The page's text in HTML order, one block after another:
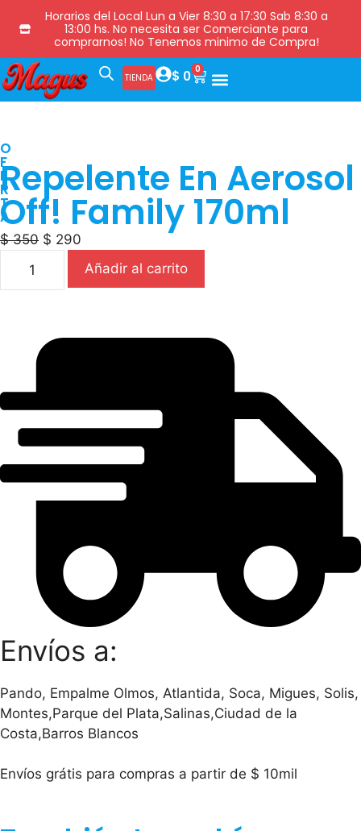
Horarios del Local Lun a Vier 8:30 a 17:30 Sab 8:30 a
13:00 hs. No necesita ser Comerciante para
comprarnos! No Tenemos minimo de Compra!
TIENDA $ 0 0
O
F
E
R
T
A
Repelente En Aerosol
Off! Family 170ml
$350 $ 290
Añadir al carrito
Envíos a:
Pando, Empalme Olmos, Atlantida, Soca, Migues, Solis,
Montes,Parque del Plata,Salinas,Ciudad de la
Costa,Barros Blancos
Envíos grátis para compras a partir de $ 10mil